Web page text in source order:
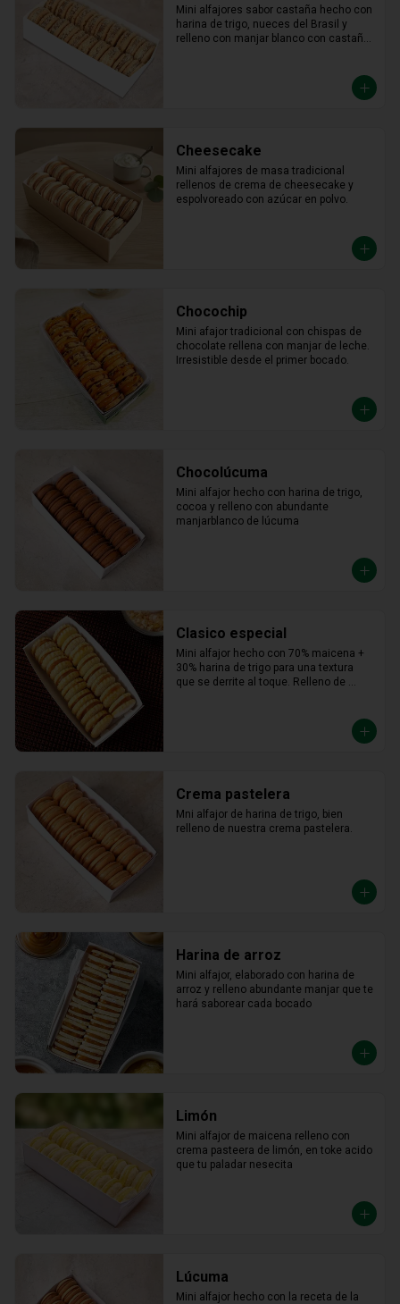
Mini alfajores sabor castaña hecho con
harina de trigo, nueces del Brasil y
relleno con manjar blanco con castaña
Cheesecake
Mini alfajores de masa tradicional
rellenos de crema de cheesecake y
espolvoreado con azúcar en polvo.
Chocochip
Mini afajor tradicional con chispas de
chocolate rellena con manjar de leche.
Irresistible desde el primer bocado.
Chocolúcuma
Mini alfajor hecho con harina de trigo,
cocoa y relleno con abundante
manjarblanco de lúcuma
Clasico especial
Mini alfajor hecho con 70% maicena +
30% harina de trigo para una textura
que se derrite al toque. Relleno de
Crema pastelera
Mni alfajor de harina de trigo, bien
relleno de nuestra crema pastelera.
Harina de arroz
Mini alfajor, elaborado con harina de
arroz y relleno abundante manjar que te
hará saborear cada bocado
Limón
Mini alfajor de maicena relleno con
crema pasteera de limón, en toke acido
que tu paladar nesecita
Lúcuma
Mini alfajor hecho con la receta de la